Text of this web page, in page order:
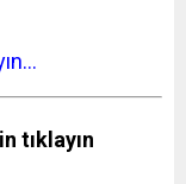
tıklayın